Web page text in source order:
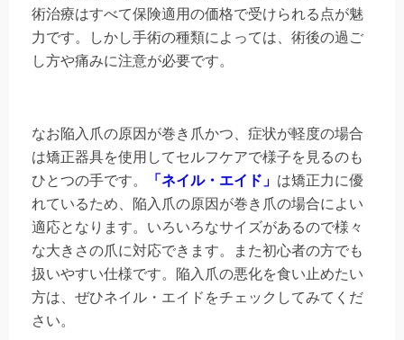
術治療はすべて保険適用の価格で受けられる点が魅
力です。しかし手術の種類によっては、術後の過ご
し方や痛みに注意が必要です。
なお陥入爪の原因が巻き爪かつ、症状が軽度の場合
は矯正器具を使用してセルフケアで様子を見るのも
ひとつの手です。
「ネイル・エイド」 は矯正力に優
れているため、陥入爪の原因が巻き爪の場合によい
適応となります。いろいろなサイズがあるので様々
な大きさの爪に対応できます。また初心者の方でも
扱いやすい仕様です。陥入爪の悪化を食い止めたい
方は、ぜひネイル・エイドをチェックしてみてくだ
さい。